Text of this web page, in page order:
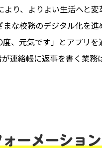
り、よりよい生活へと
な校務のデジタル化を進
、元気です」とアプリ
連絡帳に返事を書く業